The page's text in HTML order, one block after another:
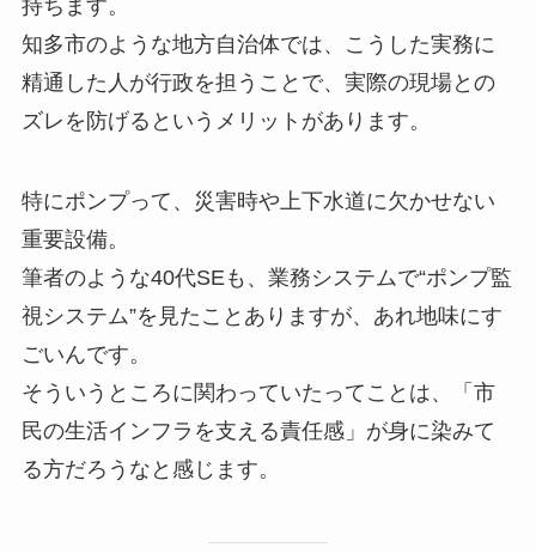
持ちます。
知多市のような地方自治体では、こうした実務に
精通した人が行政を担うことで、実際の現場との
ズレを防げるというメリットがあります。
特にポンプって、災害時や上下水道に欠かせない
重要設備。
筆者のような40代SEも、業務システムで“ポンプ監
視システム”を見たことありますが、あれ地味にす
ごいんです。
そういうところに関わっていたってことは、「市
民の生活インフラを支える責任感」が身に染みて
る方だろうなと感じます。